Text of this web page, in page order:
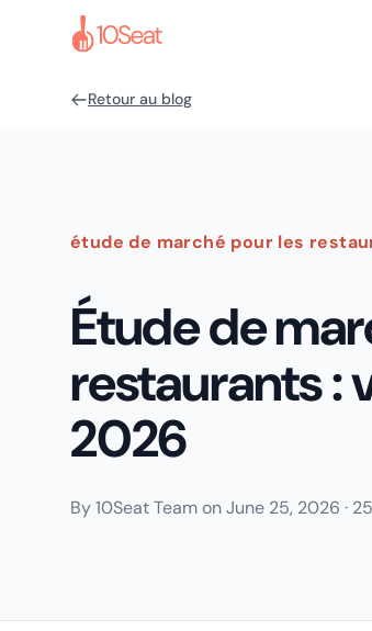
Retour au blog
étude de marché pour les
Étude de
restaurants :
2026
By10Seat TeamonJune 25, 2026 ·